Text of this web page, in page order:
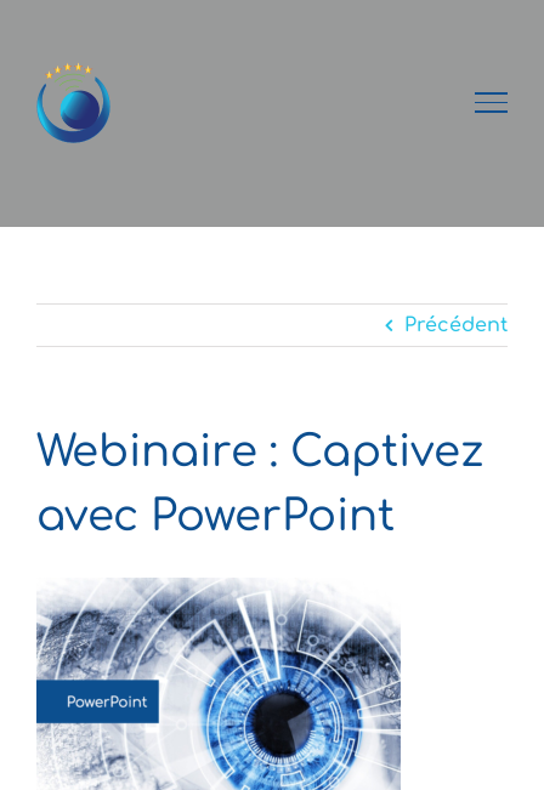
contenu
Précédent
Webinaire : Captivez
avec PowerPoint